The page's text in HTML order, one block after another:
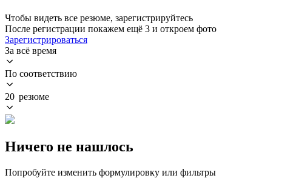
Чтобы видеть все резюме, зарегистрируйтесь
После регистрации покажем ещё 3 и откроем фото
Зарегистрироваться
За всё время
По соответствию
20 резюме
Ничего не нашлось
Попробуйте изменить формулировку или фильтры